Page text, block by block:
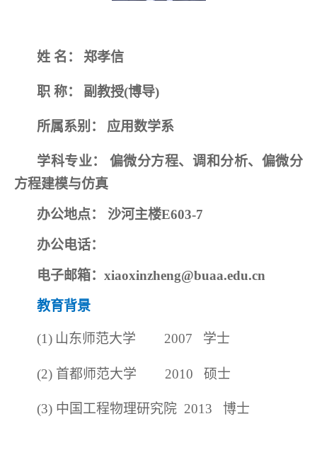
姓 名： 郑孝信
职 称： 副教授(博导)
所属系别： 应用数学系
学科专业：
偏微分方程、调和分析、偏微分
方程建模与仿真
办公地点： 沙河主楼E603-7
办公电话：
电子邮箱： xiaoxinzheng@buaa.edu.cn
教育背景
(1) 山东师范大学 2007 学士
(2) 首都师范大学 2010 硕士
(3) 中国工程物理研究院 2013 博士